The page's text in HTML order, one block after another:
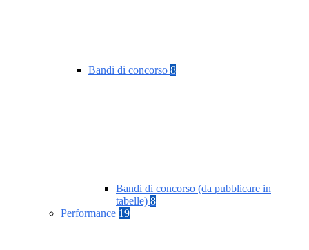
Bandi di concorso 8
Bandi di concorso (da pubblicare in
tabelle) 8
Performance 19